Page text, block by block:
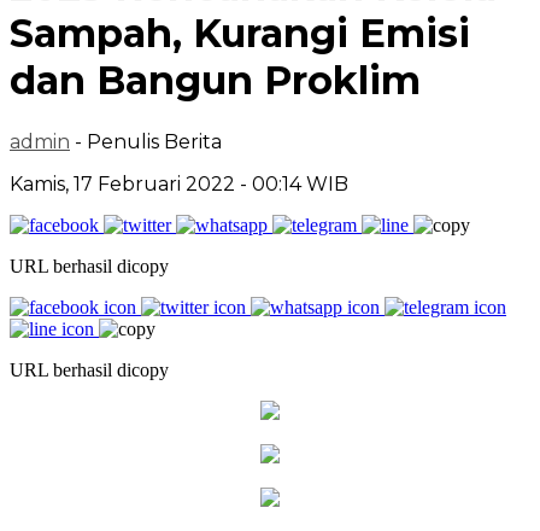
Sampah, Kurangi Emisi
dan Bangun Proklim
admin - Penulis Berita
Kamis, 17 Februari 2022 - 00:14 WIB
URL berhasil dicopy
URL berhasil dicopy